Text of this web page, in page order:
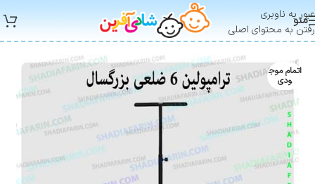
عبور به ناوبری
رفتن به محتوای اصلی
منو
اتمام موج
ودی